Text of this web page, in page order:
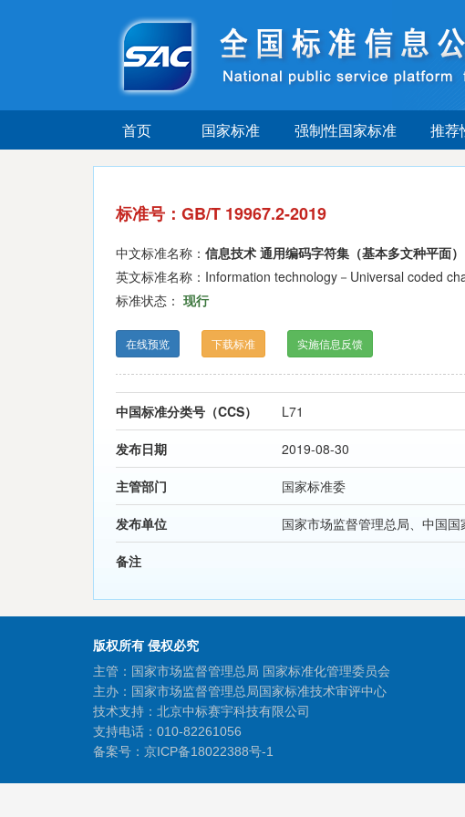
首页 国家标准 强制性国家标准 推荐
标准号：GB/T 19967.2-2019
中文标准名称： 信息技术 通用编码字符集（基本多文种平面
英文标准名称：Information technology－Universal coded
标准状态： 现行
在线预览 下载标准 实施信息反馈
中国标准分类号（CCS） L71
发布日期 2019-08-30
主管部门 国家标准委
发布单位 国家市场监督管理总局、中国
备注
版权所有 侵权必究
主管：国家市场监督管理总局 国家标准化管理委员会
主办：国家市场监督管理总局国家标准技术审评中心
技术支持：北京中标赛宇科技有限公司
支持电话：010-82261056
备案号： 京ICP备18022388号-1